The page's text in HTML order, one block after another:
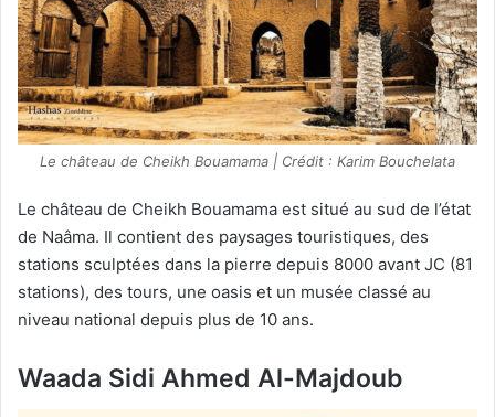
Le château de Cheikh Bouamama | Crédit : Karim Bouchelata
Le château de Cheikh Bouamama est situé au sud de l’état
de Naâma. Il contient des paysages touristiques, des
stations sculptées dans la pierre depuis 8000 avant JC (81
stations), des tours, une oasis et un musée classé au
niveau national depuis plus de 10 ans.
Waada Sidi Ahmed Al-Majdoub